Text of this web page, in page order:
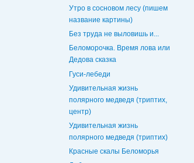
Утро в сосновом лесу (пишем
название картины)
Без труда не выловишь и...
Беломорочка. Время лова или
Дедова сказка
Гуси-лебеди
Удивительная жизнь
полярного медведя (триптих,
центр)
Удивительная жизнь
полярного медведя (триптих)
Красные скалы Беломорья